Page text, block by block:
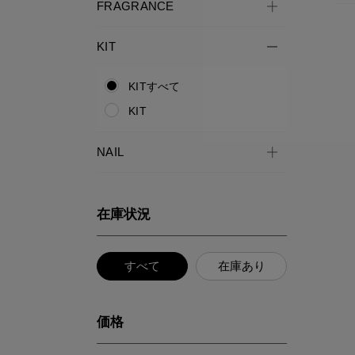
FRAGRANCE
KIT
KITすべて
KIT
NAIL
在庫状況
すべて 在庫あり
価格